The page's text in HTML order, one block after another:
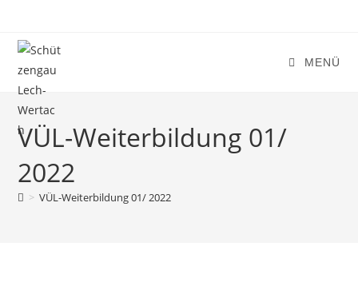
springen
MENÜ
VÜL-Weiterbildung 01/
2022
> VÜL-Weiterbildung 01/ 2022